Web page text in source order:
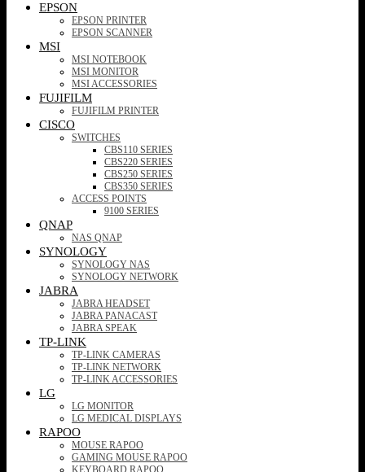
EPSON
EPSON PRINTER
EPSON SCANNER
MSI
MSI NOTEBOOK
MSI MONITOR
MSI ACCESSORIES
FUJIFILM
FUJIFILM PRINTER
CISCO
SWITCHES
CBS110 SERIES
CBS220 SERIES
CBS250 SERIES
CBS350 SERIES
ACCESS POINTS
9100 SERIES
QNAP
NAS QNAP
SYNOLOGY
SYNOLOGY NAS
SYNOLOGY NETWORK
JABRA
JABRA HEADSET
JABRA PANACAST
JABRA SPEAK
TP-LINK
TP-LINK CAMERAS
TP-LINK NETWORK
TP-LINK ACCESSORIES
LG
LG MONITOR
LG MEDICAL DISPLAYS
RAPOO
MOUSE RAPOO
GAMING MOUSE RAPOO
KEYBOARD RAPOO